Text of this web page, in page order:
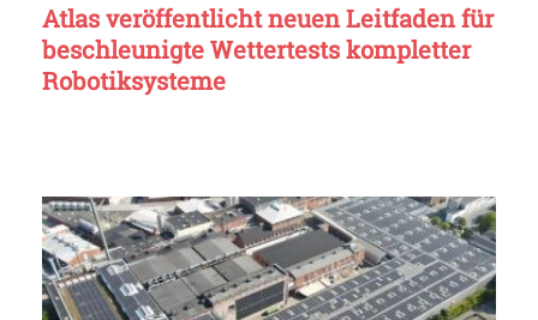
Atlas veröffentlicht neuen Leitfaden für
beschleunigte Wettertests kompletter
Robotiksysteme